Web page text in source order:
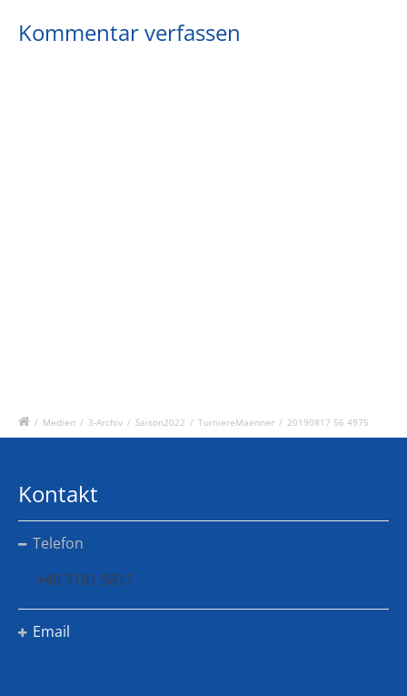
Kommentar verfassen
/ Medien / 3-Archiv / Saison2022 / TurniereMaenner / 20190817 56 4975
Kontakt
Telefon
+49 7181 5811
Email